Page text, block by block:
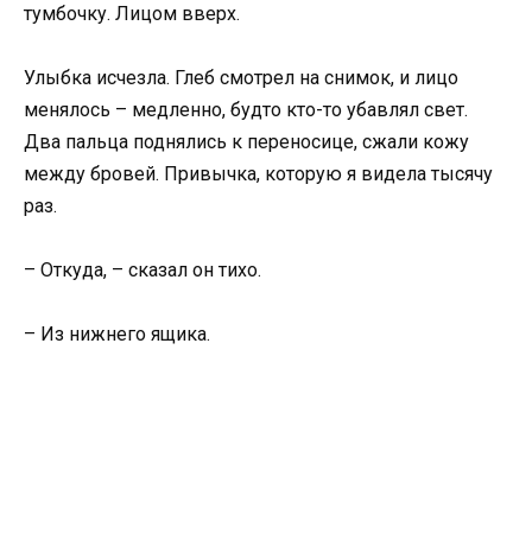
тумбочку. Лицом вверх.
Улыбка исчезла. Глеб смотрел на снимок, и лицо
менялось – медленно, будто кто-то убавлял свет.
Два пальца поднялись к переносице, сжали кожу
между бровей. Привычка, которую я видела тысячу
раз.
– Откуда, – сказал он тихо.
– Из нижнего ящика.